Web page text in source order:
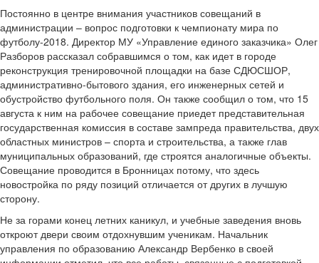
Постоянно в центре внимания участников совещаний в
администрации – вопрос подготовки к чемпионату мира по
футболу-2018. Директор МУ «Управление единого заказчика» Олег
Разборов рассказал собравшимся о том, как идет в городе
реконструкция тренировочной площадки на базе СДЮСШОР,
административно-бытового здания, его инженерных сетей и
обустройство футбольного поля. Он также сообщил о том, что 15
августа к ним на рабочее совещание приедет представительная
государственная комиссия в составе зампреда правительства, двух
областных министров – спорта и строительства, а также глав
муниципальных образований, где строятся аналогичные объекты.
Совещание проводится в Бронницах потому, что здесь
новостройка по ряду позиций отличается от других в лучшую
сторону.
Не за горами конец летних каникул, и учебные заведения вновь
откроют двери своим отдохнувшим ученикам. Начальник
управления по образованию Александр Вербенко в своей